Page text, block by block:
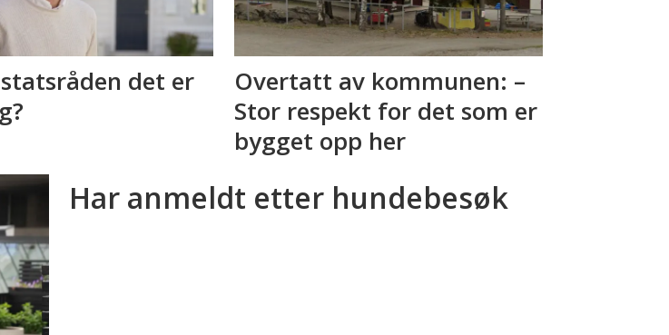
det er
Overtatt av kommunen: –
Stor respekt for det som er
bygget opp her
Har anmeldt etter hundebesøk